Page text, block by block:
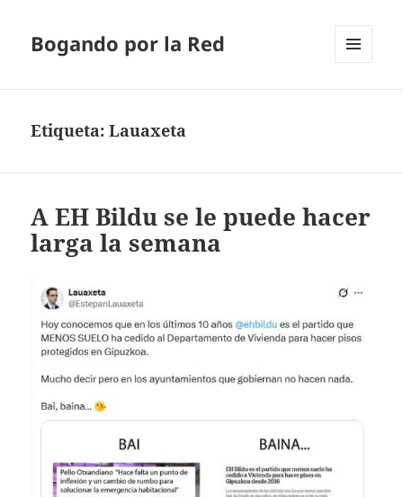
Bogando por la Red
Etiqueta:Lauaxeta
A EH Bildu se le puede hacer
larga la semana